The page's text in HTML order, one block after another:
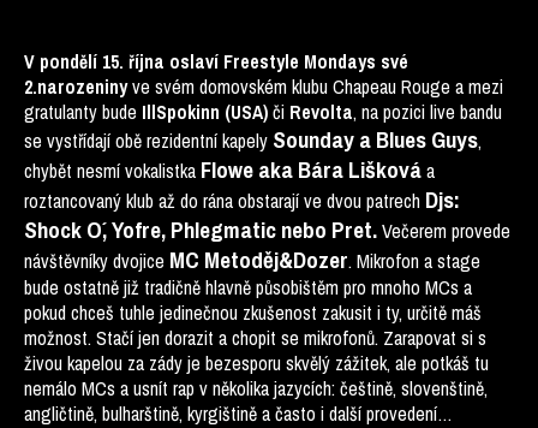
V pondělí 15. října oslaví Freestyle Mondays své
2.narozeninyve svém domovském klubu Chapeau Rouge a mezi
gratulanty bude IllSpokinn (USA)či Revolta, na pozici live bandu
se vystřídají obě rezidentní kapely Sounday a Blues Guys,
chybět nesmí vokalistka Flowe aka Bára Liškováa
roztancovaný klub až do rána obstarají ve dvou patrech Djs:
Shock O´, Yofre, Phlegmatic nebo Pret.Večerem provede
návštěvníky dvojice MC Metoděj&Dozer. Mikrofon a stage
bude ostatně již tradičně hlavně působištěm pro mnoho MCs a
pokud chceš tuhle jedinečnou zkušenost zakusit i ty, určitě máš
možnost. Stačí jen dorazit a chopit se mikrofonů. Zarapovat si s
živou kapelou za zády je bezesporu skvělý zážitek, ale potkáš tu
nemálo MCs a usnít rap v několika jazycích: češtině, slovenštině,
angličtině, bulharštině, kyrgištině a často i další provedení…